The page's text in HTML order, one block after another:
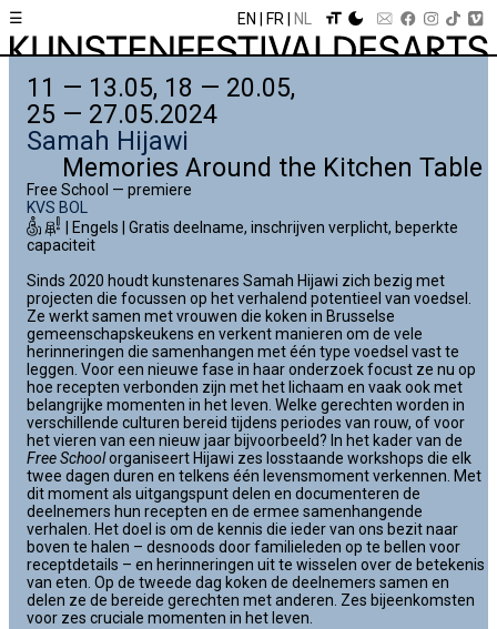
☰ EN FR NL
11 — 13.05, 18 — 20.05,
25 — 27.05.2024
Samah Hijawi
Memories Around the Kitchen Table
Free School — premiere
KVS BOL
| Engels | Gratis deelname, inschrijven verplicht, beperkte
capaciteit
Sinds 2020 houdt kunstenares Samah Hijawi zich bezig met
projecten die focussen op het verhalend potentieel van voedsel.
Ze werkt samen met vrouwen die koken in Brusselse
gemeenschapskeukens en verkent manieren om de vele
herinneringen die samenhangen met één type voedsel vast te
leggen. Voor een nieuwe fase in haar onderzoek focust ze nu op
hoe recepten verbonden zijn met het lichaam en vaak ook met
belangrijke momenten in het leven. Welke gerechten worden in
verschillende culturen bereid tijdens periodes van rouw, of voor
het vieren van een nieuw jaar bijvoorbeeld? In het kader van de
Free Schoolorganiseert Hijawi zes losstaande workshops die elk
twee dagen duren en telkens één levensmoment verkennen. Met
dit moment als uitgangspunt delen en documenteren de
deelnemers hun recepten en de ermee samenhangende
verhalen. Het doel is om de kennis die ieder van ons bezit naar
boven te halen – desnoods door familieleden op te bellen voor
receptdetails – en herinneringen uit te wisselen over de betekenis
van eten. Op de tweede dag koken de deelnemers samen en
delen ze de bereide gerechten met anderen. Zes bijeenkomsten
voor zes cruciale momenten in het leven.